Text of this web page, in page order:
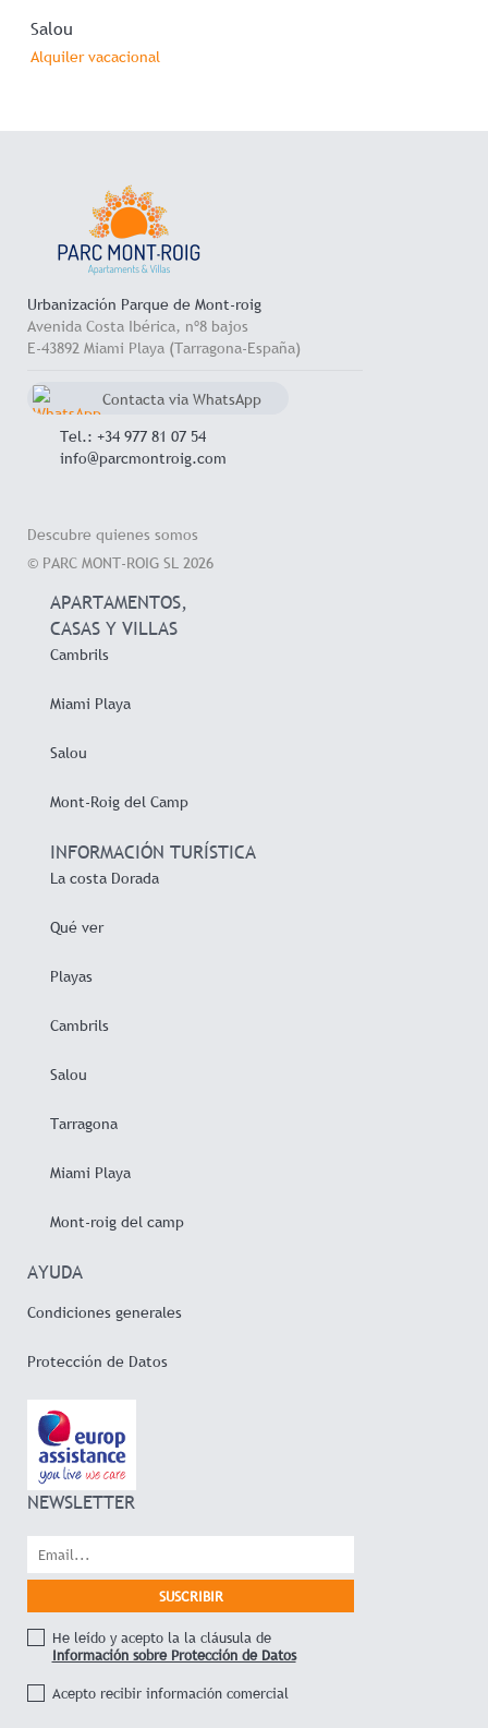
Salou
Alquiler vacacional
Urbanización Parque de Mont-roig
Avenida Costa Ibérica, nº8 bajos
E-43892 Miami Playa (Tarragona-España)
Contacta via WhatsApp
Tel.: +34 977 81 07 54
info@parcmontroig.com
Descubre quienes somos
© PARC MONT-ROIG SL 2026
APARTAMENTOS,
CASAS Y VILLAS
Cambrils
Miami Playa
Salou
Mont-Roig del Camp
INFORMACIÓN TURÍSTICA
La costa Dorada
Qué ver
Playas
Cambrils
Salou
Tarragona
Miami Playa
Mont-roig del camp
AYUDA
Condiciones generales
Protección de Datos
NEWSLETTER
He leído y acepto la la cláusula de
Información sobre Protección de Datos
Acepto recibir información comercial